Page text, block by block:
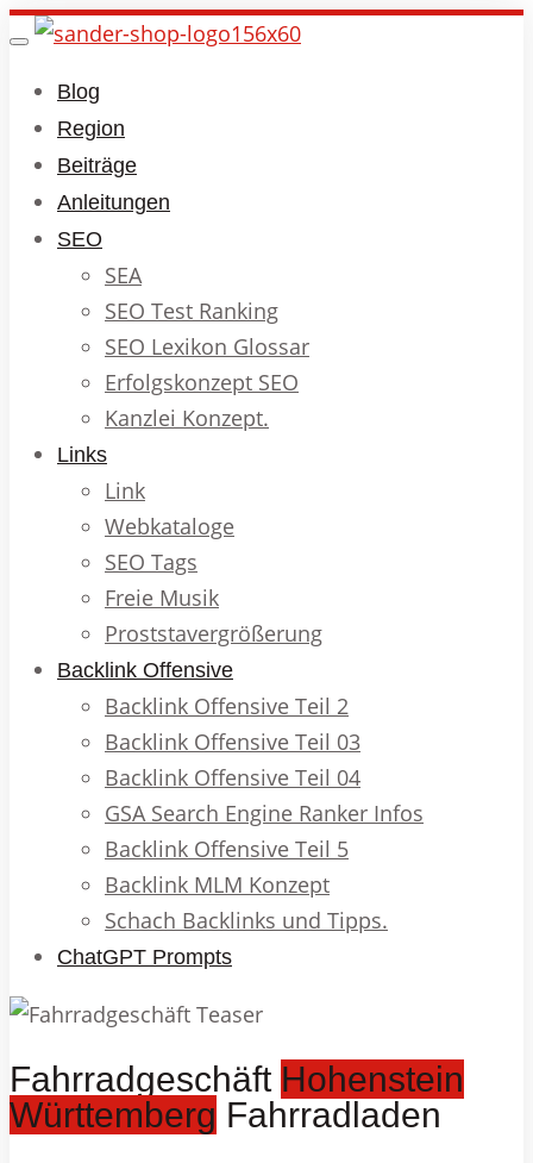
Skip
main
content
Toggle
Blog
Region
Beiträge
Anleitungen
SEO
SEA
SEO Test Ranking
SEO Lexikon Glossar
Erfolgskonzept SEO
Kanzlei Konzept.
Links
Link
Webkataloge
SEO Tags
Freie Musik
Proststavergrößerung
Backlink Offensive
Backlink Offensive Teil 2
Backlink Offensive Teil 03
Backlink Offensive Teil 04
GSA Search Engine Ranker Infos
Backlink Offensive Teil 5
Backlink MLM Konzept
Schach Backlinks und Tipps.
ChatGPT Prompts
Fahrradgeschäft Hohenstein
Württemberg Fahrradladen